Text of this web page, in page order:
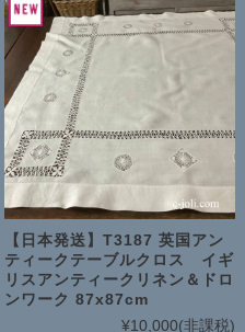
【日本発送】T3187 英国アン
ティークテーブルクロス イギ
リスアンティークリネン＆ドロ
ンワーク 87x87cm
¥10,000(非課税)